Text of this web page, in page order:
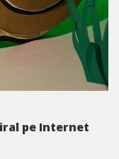
pe Internet